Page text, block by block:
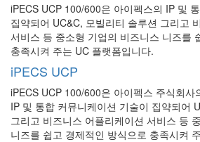
iPECS UCP 100/600은 아이펙스의 IP 및
집약되어 UC&C, 모빌리티 솔루션 그리고
서비스 등 중소형 기업의 비즈니스 니즈를
충족시켜 주는 UC 플랫폼입니다.
iPECS UCP
iPECS UCP 100/600은 아이펙스 주식회사
IP 및 통합 커뮤니케이션 기술이 집약되어
그리고 비즈니스 어플리케이션 서비스 등
니즈를 쉽고 경제적인 방식으로 충족시켜